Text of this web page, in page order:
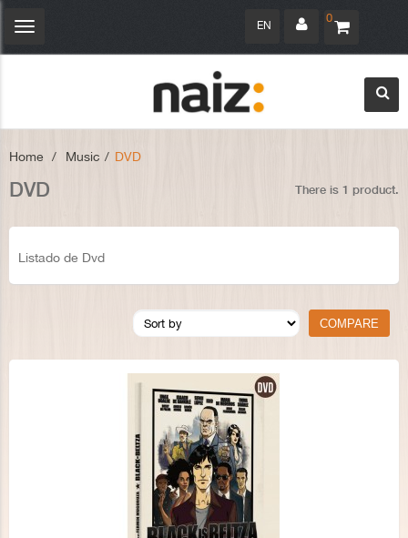
0
EN
Toggle
Home > Music > DVD
DVD There is 1 product.
Listado de Dvd